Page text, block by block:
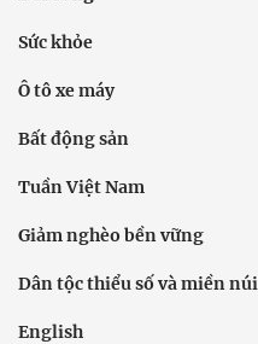
Sức khỏe
Ô tô xe máy
Bất động sản
Tuần Việt Nam
Giảm nghèo bền vững
Dân tộc thiểu số và miền núi
English